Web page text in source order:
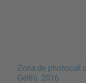
Zona de photocall
Geltrú. 2016